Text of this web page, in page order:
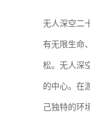
无人深空二
有无限生命
松。无人深
的中心。在
己独特的环